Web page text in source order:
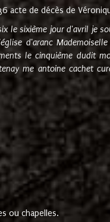
acte de décès de
le sixième jour d'avril je
d'aranc
le cinquième dudit
me antoine cachet
ou chapelles.